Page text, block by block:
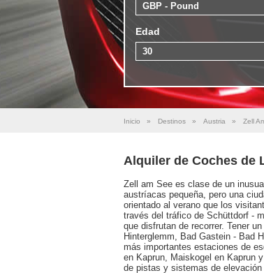
Edad
Inicio » Destinos » Austria » Zell
Alquiler de Coches de
Zell am See es clase de un
austríacas pequeña, pero una
orientado al verano que los
través del tráfico de Schüttdorf -
que disfrutan de recorrer. Tener
Hinterglemm, Bad Gastein - Bad
más importantes estaciones de
en Kaprun, Maiskogel en Kaprun
de pistas y sistemas de